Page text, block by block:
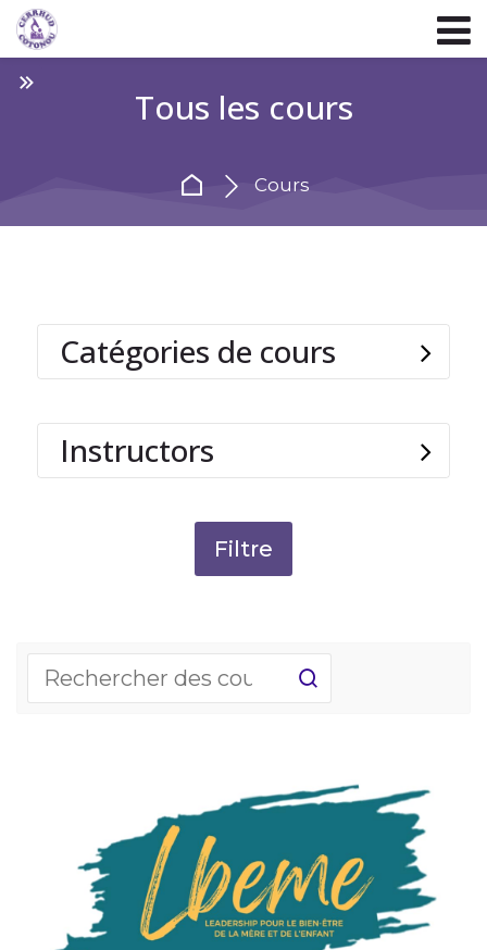
Skip to navigation
Skip to login form
Passer au contenu principal
Skip to footer
Tous les cours
Accueil
Cours
Catégories de cours
Instructors